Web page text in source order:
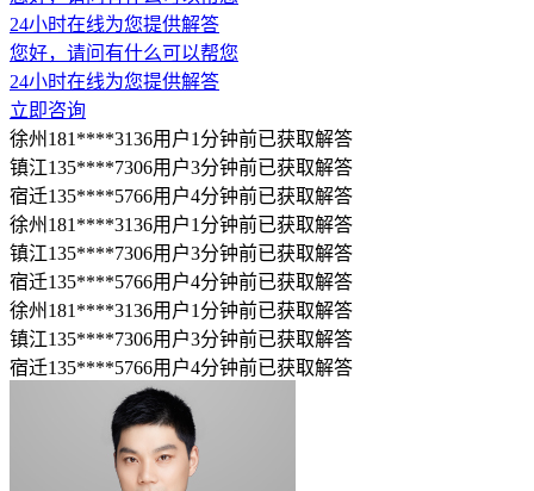
24小时在线为您提供解答
您好，请问有什么可以帮您
24小时在线为您提供解答
立即咨询
徐州181****3136用户1分钟前已获取解答
镇江135****7306用户3分钟前已获取解答
宿迁135****5766用户4分钟前已获取解答
徐州181****3136用户1分钟前已获取解答
镇江135****7306用户3分钟前已获取解答
宿迁135****5766用户4分钟前已获取解答
徐州181****3136用户1分钟前已获取解答
镇江135****7306用户3分钟前已获取解答
宿迁135****5766用户4分钟前已获取解答